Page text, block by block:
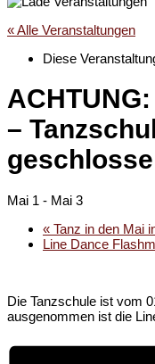
« Alle Veranstaltungen
Diese
–
Mai 1 - Mai 3
« Tanz in den Mai
Line Dance
Die Tanzschule ist vom
ausgenommen ist die